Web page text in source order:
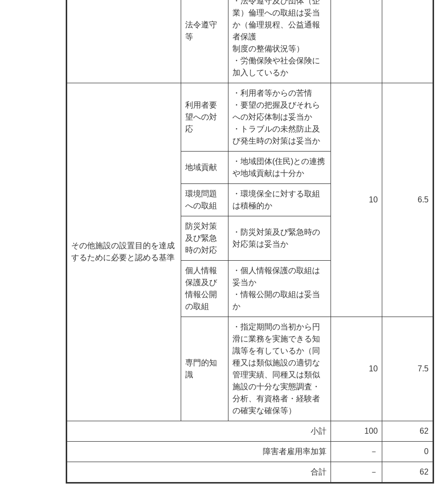
法令遵守
等
業）倫理への取組は妥当
か（倫理規程、公益通報
者保護
制度の整備状況等）
・労働保険や社会保険に
加入しているか
その他施設の設置目的を達成
するために必要と認める基準
利用者要
望への対
応
・利用者等からの苦情
・要望の把握及びそれら
への対応体制は妥当か
・トラブルの未然防止及
び発生時の対策は妥当か
10 6.5
地域貢献
・地域団体(住民)との連携
や地域貢献は十分か
環境問題
への取組
・環境保全に対する取組
は積極的か
防災対策
及び緊急
時の対応
・防災対策及び緊急時の
対応策は妥当か
個人情報
保護及び
情報公開
の取組
・個人情報保護の取組は
妥当か
・情報公開の取組は妥当
か
専門的知
識
・指定期間の当初から円
滑に業務を実施できる知
識等を有しているか（同
種又は類似施設の適切な
管理実績、同種又は類似
施設の十分な実態調査・
分析、有資格者・経験者
の確実な確保等）
10 7.5
小計 100 62
障害者雇用率加算 － 0
合計 － 62